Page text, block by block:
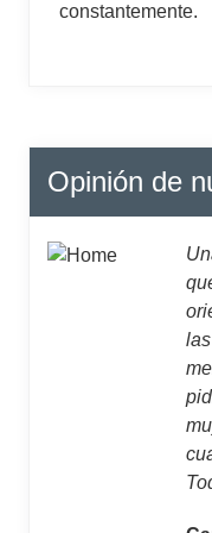
constantemente.
Opinión de